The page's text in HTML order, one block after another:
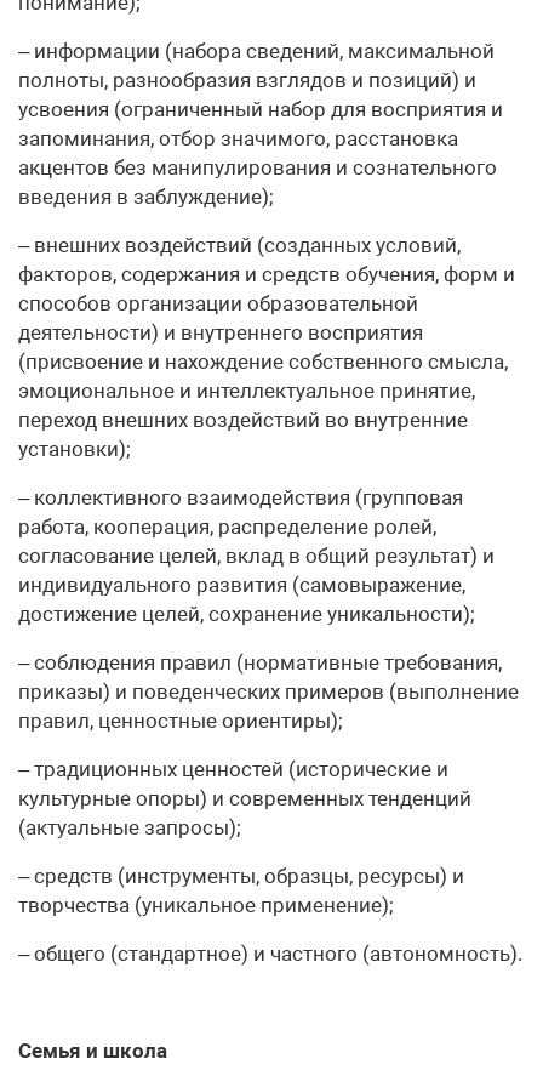
– информации (набора сведений, максимальной
полноты, разнообразия взглядов и позиций) и
усвоения (ограниченный набор для восприятия и
запоминания, отбор значимого, расстановка
акцентов без манипулирования и сознательного
введения в заблуждение);
– внешних воздействий (созданных условий,
факторов, содержания и средств обучения, форм и
способов организации образовательной
деятельности) и внутреннего восприятия
(присвоение и нахождение собственного смысла,
эмоциональное и интеллектуальное принятие,
переход внешних воздействий во внутренние
установки);
– коллективного взаимодействия (групповая
работа, кооперация, распределение ролей,
согласование целей, вклад в общий результат) и
индивидуального развития (самовыражение,
достижение целей, сохранение уникальности);
– соблюдения правил (нормативные требования,
приказы) и поведенческих примеров (выполнение
правил, ценностные ориентиры);
– традиционных ценностей (исторические и
культурные опоры) и современных тенденций
(актуальные запросы);
– средств (инструменты, образцы, ресурсы) и
творчества (уникальное применение);
– общего (стандартное) и частного (автономность).
Семья и школа